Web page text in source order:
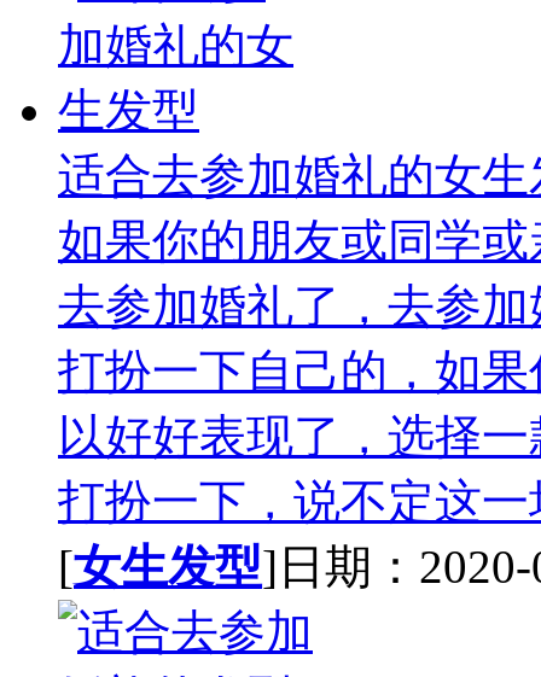
适合去参加婚礼的女生
如果你的朋友或同学
去参加婚礼了，去参
打扮一下自己的，如
以好好表现了，选择
打扮一下，说不定这一
[女生发型]日期：2020-